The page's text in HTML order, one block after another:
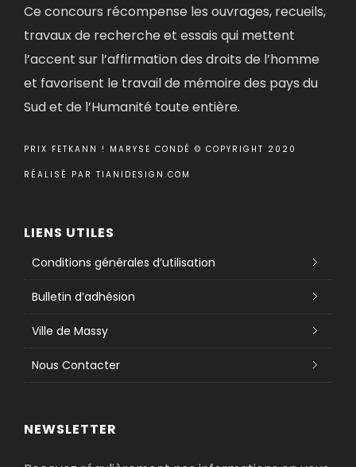
Ce concours récompense les ouvrages, recueils,
travaux de recherche et essais qui mettent
l’accent sur l’affirmation des droits de l’homme
et favorisent le travail de mémoire des pays du
Sud et de l’Humanité toute entière.
PRIX FETKANN ! MARYSE CONDÉ © COPYRIGHT 2020
RÉALISÉ PAR TIANIDESIGN.COM
LIENS UTILES
Conditions générales d’utilisation
Bulletin d’adhésion
Ville de Massy
Nous Contacter
NEWSLETTER